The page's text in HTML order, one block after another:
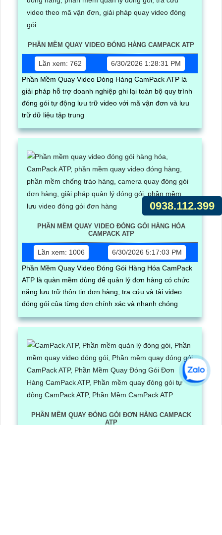
PHẦN MỀM QUAY VIDEO ĐÓNG HÀNG CAMPACK ATP
Lần xem: 762
6/30/2026 1:28:31 PM
Phần Mềm Quay Video Đóng Hàng CamPack ATP là
giải pháp hỗ trợ doanh nghiệp ghi lại toàn bộ quy trình
đóng gói tự động lưu trữ video với mã vận đơn và lưu
trữ dữ liệu tập trung
PHẦN MỀM QUAY VIDEO ĐÓNG GÓI HÀNG HÓA
CAMPACK ATP
Lần xem: 1006
6/30/2026 5:17:03 PM
Phần Mềm Quay Video Đóng Gói Hàng Hóa CamPack
ATP là quàn mềm dùng để quản lý đơn hàng có chức
năng lưu trữ thôn tin đơn hàng, tra cứu và tải video
đóng gói của từng đơn chính xác và nhanh chóng
PHẦN MỀM QUAY ĐÓNG GÓI ĐƠN HÀNG CAMPACK
ATP
0938.112.399